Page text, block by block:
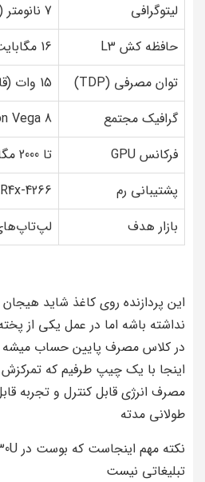
لیتوگرافی
7 نانومتر (TSMC)
حافظه کش L3
16 مگابایت
توان مصرفی (TDP)
15 وات (قابل تنظیم 10–25 وات)
گرافیک مجتمع
Vega 8
فرکانس GPU
تا 2000 مگاهرتز
پشتیبانی رم
4266
بازار هدف
این پردازنده روی کاغذ شاید
در کلاس مصرف پایین حساب میشه
اینجا با یک چیپ طرفیم که تمرکزش
مصرف انرژی قابل کنترل و تجربه
طولانی مدته
تبلیغاتی نیست